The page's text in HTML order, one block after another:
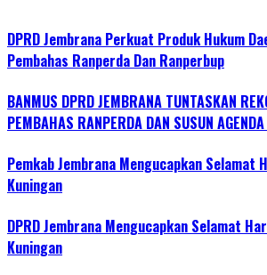
DPRD Jembrana Perkuat Produk Hukum
Pembahas Ranperda Dan Ranperbup
BANMUS DPRD JEMBRANA TUNTASKAN
PEMBAHAS RANPERDA DAN SUSUN
Pemkab Jembrana Mengucapkan Selamat
Kuningan
DPRD Jembrana Mengucapkan Selamat
Kuningan